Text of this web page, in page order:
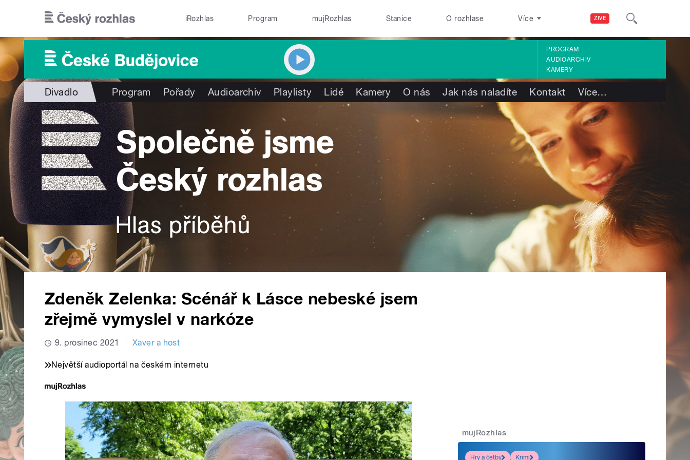
ŽIVĚ
iRozhlas Program mujRozhlas Stanice O rozhlase Více
PROGRAM
AUDIOARCHIV
KAMERY
Divadlo Program Pořady Audioarchiv Playlisty Lidé Kamery O nás Jak nás naladíte Kontakt Více…
Zdeněk Zelenka: Scénář k Lásce nebeské jsem
zřejmě vymyslel v narkóze
9. prosinec 2021 Xaver a host
Největší audioportál na českém internetu
mujRozhlas
Hry a četby Krimi